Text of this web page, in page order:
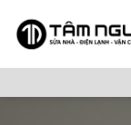
qua
dung